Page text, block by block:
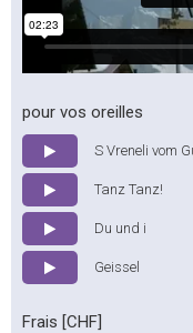
pour vos oreilles
S Vreneli vom
Tanz Tanz!
Du und i
Geissel
Frais [CHF]